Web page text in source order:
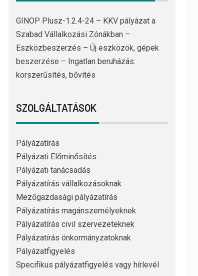
GINOP Plusz-1.2.4-24 – KKV pályázat a
Szabad Vállalkozási Zónákban –
Eszközbeszerzés – Új eszközök, gépek
beszerzése – Ingatlan beruházás:
korszerűsítés, bővítés
SZOLGÁLTATÁSOK
Pályázatírás
Pályázati Előminősítés
Pályázati tanácsadás
Pályázatírás vállalkozásoknak
Mezőgazdasági pályázatírás
Pályázatírás magánszemélyeknek
Pályázatírás civil szervezeteknek
Pályázatírás önkormányzatoknak
Pályázatfigyelés
Specifikus pályázatfigyelés vagy hírlevél